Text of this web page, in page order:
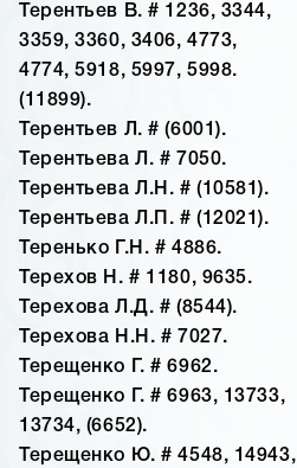
Терентьев В. # 1236, 3344,
3359, 3360, 3406, 4773,
4774, 5918, 5997, 5998.
(11899).
Терентьев Л. # (6001).
Терентьева Л. # 7050.
Терентьева Л.Н. # (10581).
Терентьева Л.П. # (12021).
Теренько Г.Н. # 4886.
Терехов Н. # 1180, 9635.
Терехова Л.Д. # (8544).
Терехова Н.Н. # 7027.
Терещенко Г. # 6962.
Терещенко Г. # 6963, 13733,
13734, (6652).
Терещенко Ю. # 4548, 14943,